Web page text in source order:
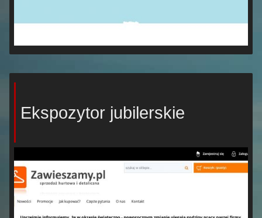
Ekspozytor jubilerskie